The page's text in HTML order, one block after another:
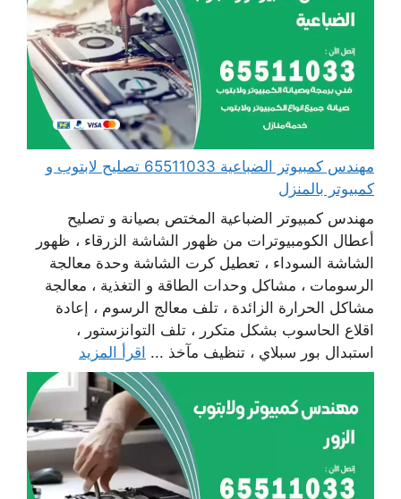
مهندس كمبيوتر الضباعية 65511033 تصليح لابتوب و
كمبيوتر بالمنزل
مهندس كمبيوتر الضباعية المختص بصيانة و تصليح
أعطال الكومبيوترات من ظهور الشاشة الزرقاء ، ظهور
الشاشة السوداء ، تعطيل كرت الشاشة وحدة معالجة
الرسومات ، مشاكل وحدات الطاقة و التغذية ، معالجة
مشاكل الحرارة الزائدة ، تلف معالج الرسوم ، إعادة
اقلاع الحاسوب بشكل متكرر ، تلف التوانزستور ،
استبدال بور سبلاي ، تنظيف مآخذ ... اقرأ المزيد